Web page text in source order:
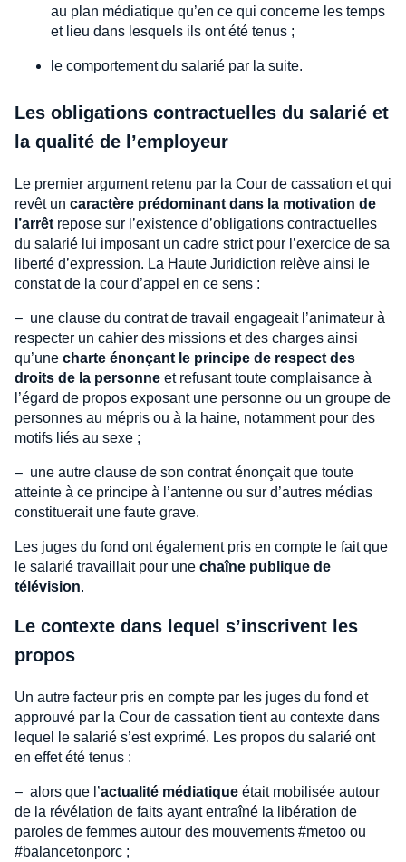
au plan médiatique qu’en ce qui concerne les temps
et lieu dans lesquels ils ont été tenus ;
le comportement du salarié par la suite.
Les obligations contractuelles du salarié et
la qualité de l’employeur
Le premier argument retenu par la Cour de cassation et qui
revêt un caractère prédominant dans la motivation de
l’arrêt repose sur l’existence d’obligations contractuelles
du salarié lui imposant un cadre strict pour l’exercice de sa
liberté d’expression. La Haute Juridiction relève ainsi le
constat de la cour d’appel en ce sens :
– une clause du contrat de travail engageait l’animateur à
respecter un cahier des missions et des charges ainsi
qu’une charte énonçant le principe de respect des
droits de la personne et refusant toute complaisance à
l’égard de propos exposant une personne ou un groupe de
personnes au mépris ou à la haine, notamment pour des
motifs liés au sexe ;
– une autre clause de son contrat énonçait que toute
atteinte à ce principe à l’antenne ou sur d’autres médias
constituerait une faute grave.
Les juges du fond ont également pris en compte le fait que
le salarié travaillait pour une chaîne publique de
télévision.
Le contexte dans lequel s’inscrivent les
propos
Un autre facteur pris en compte par les juges du fond et
approuvé par la Cour de cassation tient au contexte dans
lequel le salarié s’est exprimé. Les propos du salarié ont
en effet été tenus :
– alors que l’actualité médiatique était mobilisée autour
de la révélation de faits ayant entraîné la libération de
paroles de femmes autour des mouvements #metoo ou
#balancetonporc ;